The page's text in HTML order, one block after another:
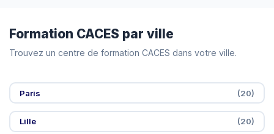
Formation CACES par ville
Trouvez un centre de formation CACES dans votre ville.
Paris (20)
Lille (20)